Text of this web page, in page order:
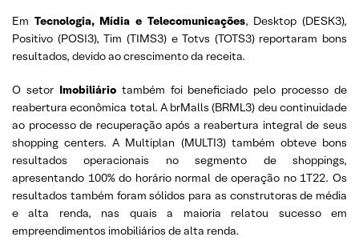
Em Tecnologia, Mídia e Telecomunicações, Desktop (DESK3),
Positivo (POSI3), Tim (TIMS3) e Totvs (TOTS3) reportaram bons
resultados, devido ao crescimento da receita.
O setor Imobiliáriotambém foi beneficiado pelo processo de
reabertura econômica total. A brMalls (BRML3) deu continuidade
ao processo de recuperação após a reabertura integral de seus
shopping centers. A Multiplan (MULTI3) também obteve bons
resultados operacionais no segmento de shoppings,
apresentando 100% do horário normal de operação no 1T22. Os
resultados também foram sólidos para as construtoras de média
e alta renda, nas quais a maioria relatou sucesso em
empreendimentos imobiliários de alta renda.